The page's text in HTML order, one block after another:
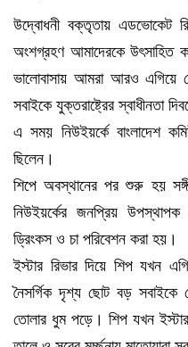
উদ্বোধনী বক্তৃতায় এডভোকেট
অংশগ্রহণ আমাদেরকে উৎসাহিত
ভালোবাসায় আমরা আরও এগিয়ে
সবাইকে যুক্তরাষ্ট্রের স্বাধীনতা
এ সময় নিউইয়র্কে বাংলাদেশ
ছিলেন।
শিপে অবস্থানের পর শুরু হয়
নিউইয়র্কের জনপ্রিয়
ড্রিংকস ও চা পরিবেশন করা হয়।
ইস্টার রিভার দিয়ে শিপ যখন
নৈসর্গিক দৃশ্য ছোট বড়
তোলার ধুম পড়ে। শিপ যখন